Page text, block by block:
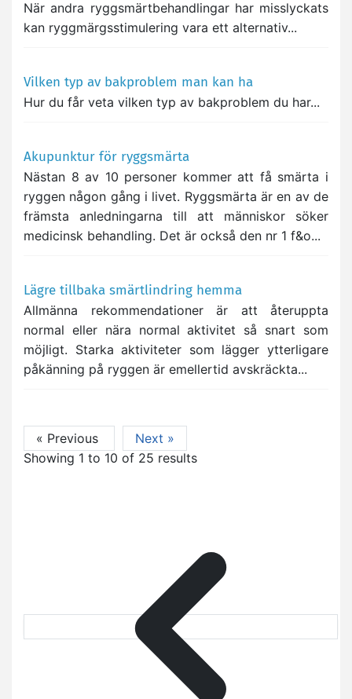
När andra ryggsmärtbehandlingar har misslyckats
kan ryggmärgsstimulering vara ett alternativ...
Vilken typ av bakproblem man kan ha
Hur du får veta vilken typ av bakproblem du har...
Akupunktur för ryggsmärta
Nästan 8 av 10 personer kommer att få smärta i
ryggen någon gång i livet. Ryggsmärta är en av de
främsta anledningarna till att människor söker
medicinsk behandling. Det är också den nr 1 f&o...
Lägre tillbaka smärtlindring hemma
Allmänna rekommendationer är att återuppta
normal eller nära normal aktivitet så snart som
möjligt. Starka aktiviteter som lägger ytterligare
påkänning på ryggen är emellertid avskräckta...
« Previous
Next »
Showing 1 to 10 of 25 results